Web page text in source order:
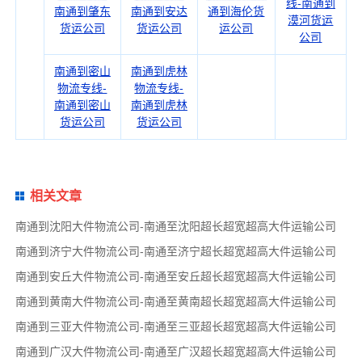
南通到肇东
货运公司
南通到安达
货运公司
通到海伦货
运公司
线-南通到
漠河货运
公司
南通到密山
物流专线-
南通到密山
货运公司
南通到虎林
物流专线-
南通到虎林
货运公司
相关文章
南通到沈阳大件物流公司-南通至沈阳超长超宽超高大件运输公司
南通到济宁大件物流公司-南通至济宁超长超宽超高大件运输公司
南通到安丘大件物流公司-南通至安丘超长超宽超高大件运输公司
南通到黄南大件物流公司-南通至黄南超长超宽超高大件运输公司
南通到三亚大件物流公司-南通至三亚超长超宽超高大件运输公司
南通到广汉大件物流公司-南通至广汉超长超宽超高大件运输公司